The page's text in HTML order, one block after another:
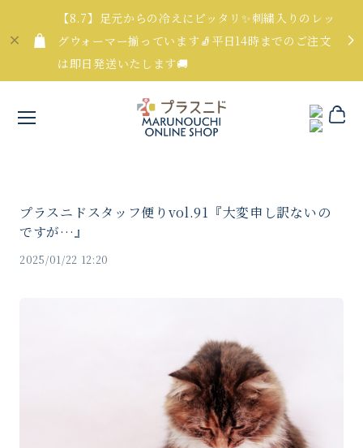
【8.7】足元からの冷えにピッタリ✨刺繍入りのレッ
グウォーマー揃っています🧦平日14時までのご注文
は即日発送いたします🚚
プラスニドスタッフ便りvol.91『大変申し訳ないの
ですが…』
2025/01/22 12:20